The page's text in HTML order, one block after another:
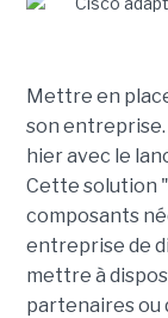
Mettre en
son entreprise.
hier avec le
Cette solution
composants
entreprise de
mettre à
partenaires ou